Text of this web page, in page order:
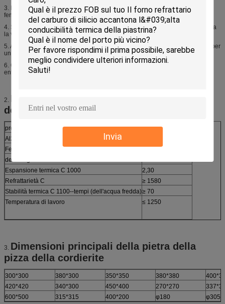
Invia
3. Mentre molto duro e durevole, tratti la vostra pietra carfully come può
fendersi.
4. Se usando la pietra della pizza come base del servizio alla tavola, protegga
la vostra tavola con una stuoia del calore.
5. Assicuri che i bambini non possano toccare la pietra poichè rimarrà calda per
un lungo periodo di loro.
6. Ciao quando muovono la pietra sullo scaffale del servizio (lo scaffale non
entra in forno), per non fornire di punta e non fare scorrere la pietra fuori.
2. Dati di Techincial della pietra ceramica
della pizza
proprietà
cordierite
Al2O3 %
Fe2O3 %
≤ 0,5
densità g/cm3
Espansione termica C 1000
2,30
Refrattarietà C
≥ 1580
Stabilità termica C 1100--tempi (dell'acqua fredda)≥ 70
Temperatura di lavoro
≤ 1250
3. Dimensioni principali della pietra della
pizza della cordierite
300*300 380*300 350*350 380*380
420*420
340*300 450*400 270*270
600*500
315*315 400*200 φ180 φ305